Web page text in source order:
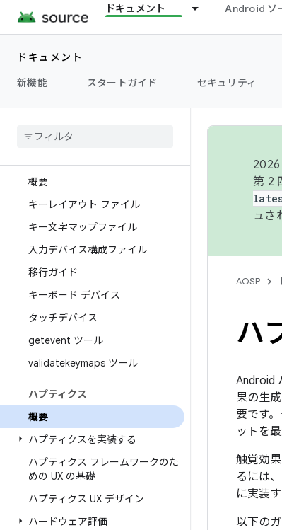
ドキュメント Android ソ
ドキュメント
新機能
スタートガイド セキュリティ
フォント
グラフィックス
概要
キーレイアウト ファイル
キー文字マップファイル
入力デバイス構成ファイル
移行ガイド
キーボード デバイス
タッチデバイス
getevent ツール
validatekeymaps ツール
ハプティクス
概要
ハプティクスを実装する
ハプティクス フレームワークのた
めの UX の基礎
ハプティクス UX デザイン
ハードウェア評価
2026
第 2
ュさ
AOSP
ハ
Android
果の生成
要です
ットを
触覚効
るには
に実装
以下の